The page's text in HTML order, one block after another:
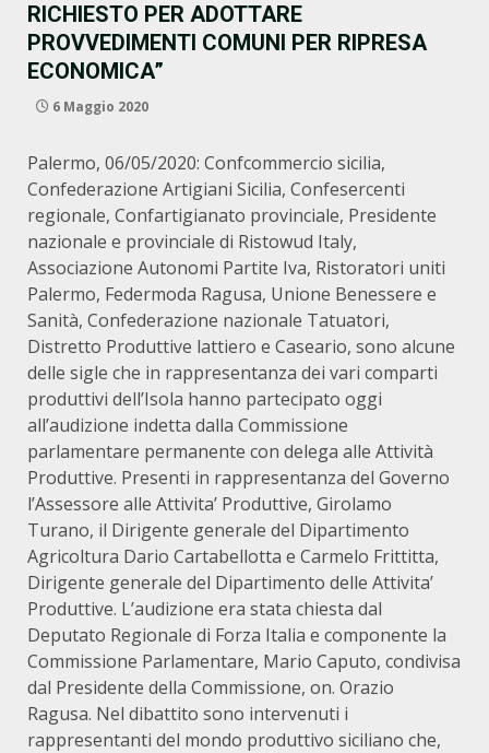
RICHIESTO PER ADOTTARE
PROVVEDIMENTI COMUNI PER RIPRESA
ECONOMICA”
6 Maggio 2020
Palermo, 06/05/2020: Confcommercio sicilia,
Confederazione Artigiani Sicilia, Confesercenti
regionale, Confartigianato provinciale, Presidente
nazionale e provinciale di Ristowud Italy,
Associazione Autonomi Partite Iva, Ristoratori uniti
Palermo, Federmoda Ragusa, Unione Benessere e
Sanità, Confederazione nazionale Tatuatori,
Distretto Produttive lattiero e Caseario, sono alcune
delle sigle che in rappresentanza dei vari comparti
produttivi dell’Isola hanno partecipato oggi
all’audizione indetta dalla Commissione
parlamentare permanente con delega alle Attività
Produttive. Presenti in rappresentanza del Governo
l’Assessore alle Attivita’ Produttive, Girolamo
Turano, il Dirigente generale del Dipartimento
Agricoltura Dario Cartabellotta e Carmelo Frittitta,
Dirigente generale del Dipartimento delle Attivita’
Produttive. L’audizione era stata chiesta dal
Deputato Regionale di Forza Italia e componente la
Commissione Parlamentare, Mario Caputo, condivisa
dal Presidente della Commissione, on. Orazio
Ragusa. Nel dibattito sono intervenuti i
rappresentanti del mondo produttivo siciliano che,